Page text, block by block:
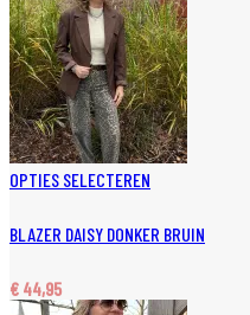
OPTIES SELECTEREN
BLAZER DAISY DONKER BRUIN
€ 44,95